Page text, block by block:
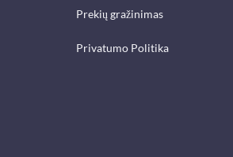
Prekių gražinimas
Privatumo Politika